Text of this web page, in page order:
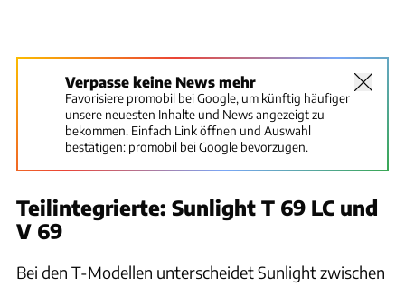
Verpasse keine News mehr
Favorisiere promobil bei Google, um künftig häufiger
unsere neuesten Inhalte und News angezeigt zu
bekommen. Einfach Link öffnen und Auswahl
bestätigen: promobil bei Google bevorzugen.
Teilintegrierte: Sunlight T 69 LC und
V 69
Bei den T-Modellen unterscheidet Sunlight zwischen